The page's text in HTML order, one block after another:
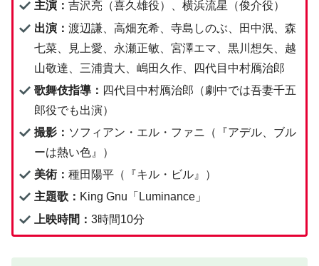
主演：吉沢亮（喜久雄役）、横浜流星（俊介役）
出演：渡辺謙、高畑充希、寺島しのぶ、田中泯、森
七菜、見上愛、永瀬正敏、宮澤エマ、黒川想矢、越
山敬達、三浦貴大、嶋田久作、四代目中村鴈治郎
歌舞伎指導： 四代目中村鴈治郎（劇中では吾妻千五
郎役でも出演）
撮影： ソフィアン・エル・ファニ（『アデル、ブル
ーは熱い色』）
美術：種田陽平（『キル・ビル』）
主題歌： King Gnu「Luminance」
上映時間：3時間10分